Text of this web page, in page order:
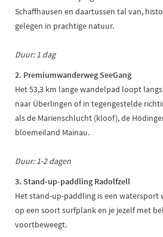
Schaffhausen en daartussen tal van,
gelegen in prachtige natuur.
Duur: 1 dag
2. Premiumwanderweg SeeGang
Het 53,3 km lange wandelpad loopt
naar Überlingen of in tegengestelde
als de Marienschlucht (kloof), de
bloemeiland Mainau.
Duur: 1-2 dagen
3. Stand-up-paddling Radolfzell
Het stand-up-paddling is een watersport
op een soort surfplank en je jezelf met
voortbeweegt.